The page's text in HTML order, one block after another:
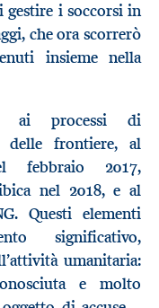
gestire i soccorsi in
che ora scorrerò
insieme nella
ai processi di
delle frontiere, al
febbraio 2017,
nel 2018, e al
Questi elementi
significativo,
umanitaria:
e molto